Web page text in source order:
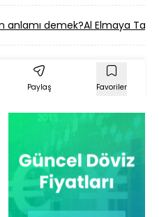
anlamı demek?Al Elmaya Taş
Paylaş Favoriler